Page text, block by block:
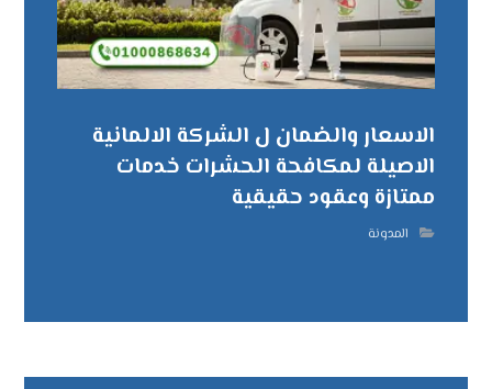
الاسعار والضمان ل الشركة الالمانية
الاصيلة لمكافحة الحشرات خدمات
ممتازة وعقود حقيقية
المدونة